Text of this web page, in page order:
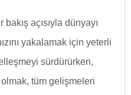
açısıyla dünyayı
yakalamak için yeterli
sürdürürken,
tüm gelişmeleri